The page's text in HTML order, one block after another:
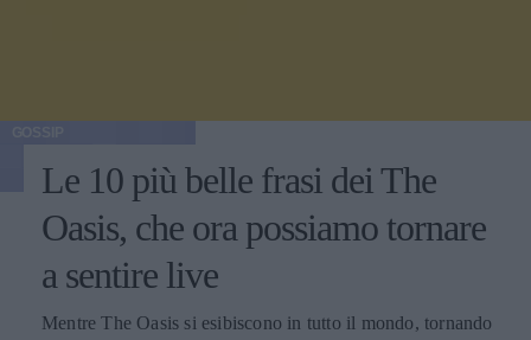
Le 10 più belle frasi dei The
Oasis, che ora possiamo tornare
a sentire live
Mentre The Oasis si esibiscono in tutto il mondo, tornando